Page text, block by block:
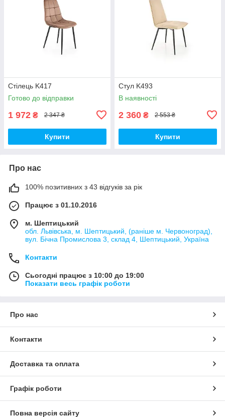
Стілець K417
Готово до відправки
1 972 ₴ 2 347 ₴
Купити
Стул K493
В наявності
2 360 ₴ 2 553 ₴
Купити
Про нас
100% позитивних з 43 відгуків за рік
Працює з 01.10.2016
м. Шептицький
обл. Львівська, м. Шептицький, (раніше м. Червоноград),
вул. Бічна Промислова 3, склад 4, Шептицький, Україна
Контакти
Сьогодні працює з 10:00 до 19:00
Показати весь графік роботи
Про нас
Контакти
Доставка та оплата
Графік роботи
Повна версія сайту